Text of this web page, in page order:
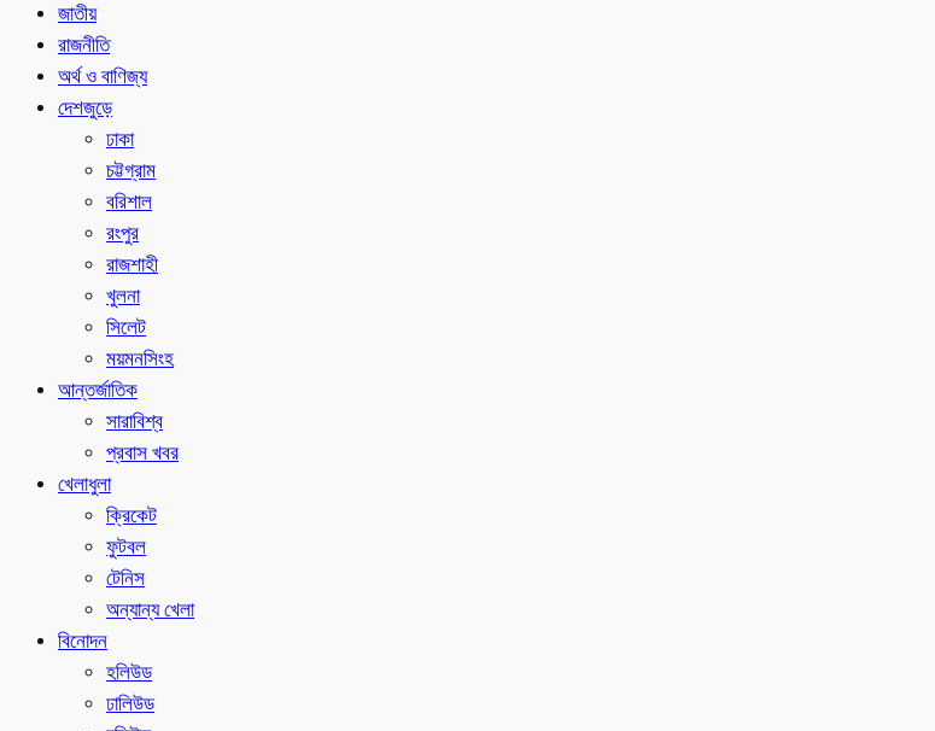
জাতীয়
রাজনীতি
অর্থ ও বাণিজ্য
দেশজুড়ে
ঢাকা
চট্টগ্রাম
বরিশাল
রংপুর
রাজশাহী
খুলনা
সিলেট
ময়মনসিংহ
আন্তর্জাতিক
সারাবিশ্ব
প্রবাস খবর
খেলাধুলা
ক্রিকেট
ফুটবল
টেনিস
অন্যান্য খেলা
বিনোদন
হলিউড
ঢালিউড